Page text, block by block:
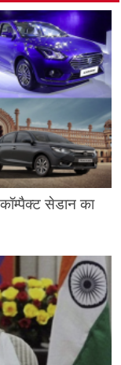
सेडान का